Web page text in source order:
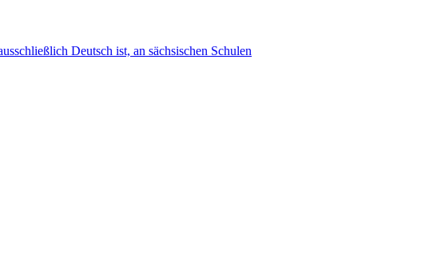
Deutsch ist, an sächsischen Schulen